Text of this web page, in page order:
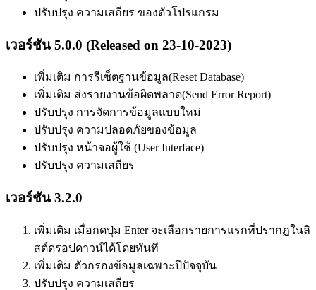
ปรับปรุง ความเสถียร ของตัวโปรแกรม
เวอร์ชัน 5.0.0 (Released on 23-10-2023)
เพิ่มเติม การรีเซ็ตฐานข้อมูล(Reset Database)
เพิ่มเติม ส่งรายงานข้อผิดพลาด(Send Error Report)
ปรับปรุง การจัดการข้อมูลแบบใหม่
ปรับปรุง ความปลอดภัยของข้อมูล
ปรับปรุง หน้าจอผู้ใช้ (User Interface)
ปรับปรุง ความเสถียร
เวอร์ชัน 3.2.0
เพิ่มเติม เมื่อกดปุ่ม Enter จะเลือกรายการแรกที่ปรากฏในลิ
สต์ดรอปดาวน์ได้โดยทันที
เพิ่มเติม ตัวกรองข้อมูลเฉพาะปีปัจจุบัน
ปรับปรุง ความเสถียร